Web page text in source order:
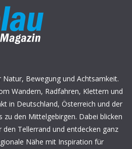
Bewegung und Achtsamkeit.
Wandern, Radfahren, Klettern und
in Deutschland, Österreich und der
zu den Mittelgebirgen. Dabei blicken
Tellerrand und entdecken ganz
Nähe mit Inspiration für